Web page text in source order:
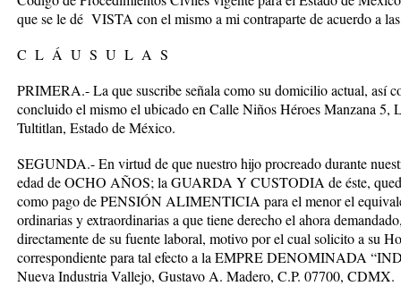
que se le dé VISTA con el mismo a mi contraparte de acuerdo a
C L Á U S U L A S
PRIMERA.- La que suscribe señala como su domicilio actual, así
concluido el mismo el ubicado en Calle Niños Héroes Manzana 5,
Tultitlan, Estado de México.
SEGUNDA.- En virtud de que nuestro hijo procreado durante
edad de OCHO AÑOS; la GUARDA Y CUSTODIA de éste,
como pago de PENSIÓN ALIMENTICIA para el menor el
ordinarias y extraordinarias a que tiene derecho el ahora
directamente de su fuente laboral, motivo por el cual solicito a su
correspondiente para tal efecto a la EMPRE DENOMINADA
Nueva Industria Vallejo, Gustavo A. Madero, C.P. 07700, CDMX.